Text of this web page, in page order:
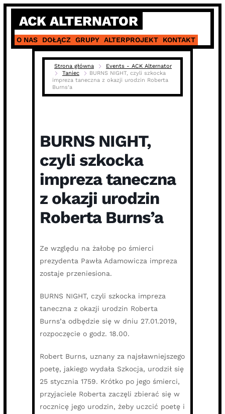
Skip
content
ACK ALTERNATOR
O NAS DOŁĄCZ GRUPY ALTERPROJEKT KONTAKT
Strona główna
Events - ACK Alternator
Taniec
BURNS NIGHT, czyli szkocka
impreza taneczna z okazji urodzin Roberta
Burns’a
BURNS NIGHT,
czyli szkocka
impreza taneczna
z okazji urodzin
Roberta Burns’a
Ze względu na żałobę po śmierci
prezydenta Pawła Adamowicza impreza
zostaje przeniesiona.
BURNS NIGHT, czyli szkocka impreza
taneczna z okazji urodzin Roberta
Burns’a odbędzie się w dniu 27.01.2019,
rozpoczęcie o godz. 18.00.
Robert Burns, uznany za najsławniejszego
poetę, jakiego wydała Szkocja, urodził się
25 stycznia 1759. Krótko po jego śmierci,
przyjaciele Roberta zaczęli zbierać się w
rocznicę jego urodzin, żeby uczcić poetę i